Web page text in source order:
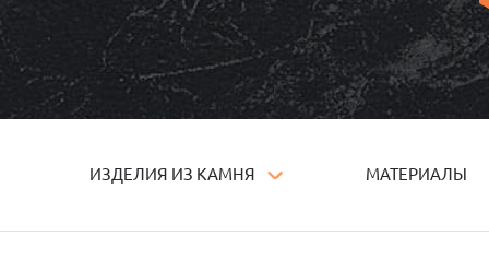
ИЗДЕЛИЯ ИЗ КАМНЯ МАТЕРИАЛЫ